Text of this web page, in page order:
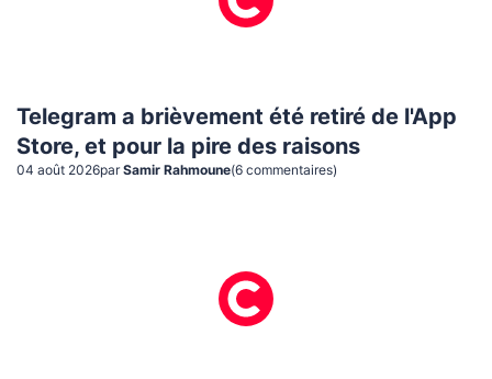
Telegram a brièvement été retiré de l'App
Store, et pour la pire des raisons
04 août 2026par Samir Rahmoune(6 commentaires)